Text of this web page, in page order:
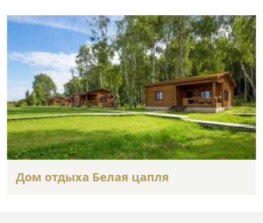
Дом отдыха Белая цапля